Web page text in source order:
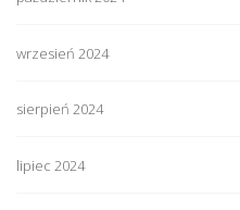
wrzesień 2024
sierpień 2024
lipiec 2024